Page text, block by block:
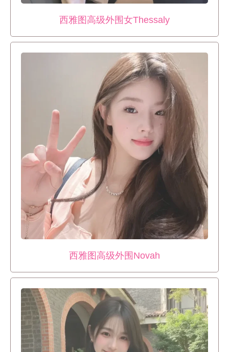
西雅图高级外围女Thessaly
西雅图高级外围Novah